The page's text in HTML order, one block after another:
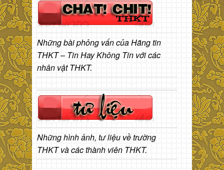
Những bài phỏng vấn của Hãng tin
THKT – Tin Hay Không Tin với các
nhân vật THKT.
Những hình ảnh, tư liệu về trường
THKT và các thành viên THKT.